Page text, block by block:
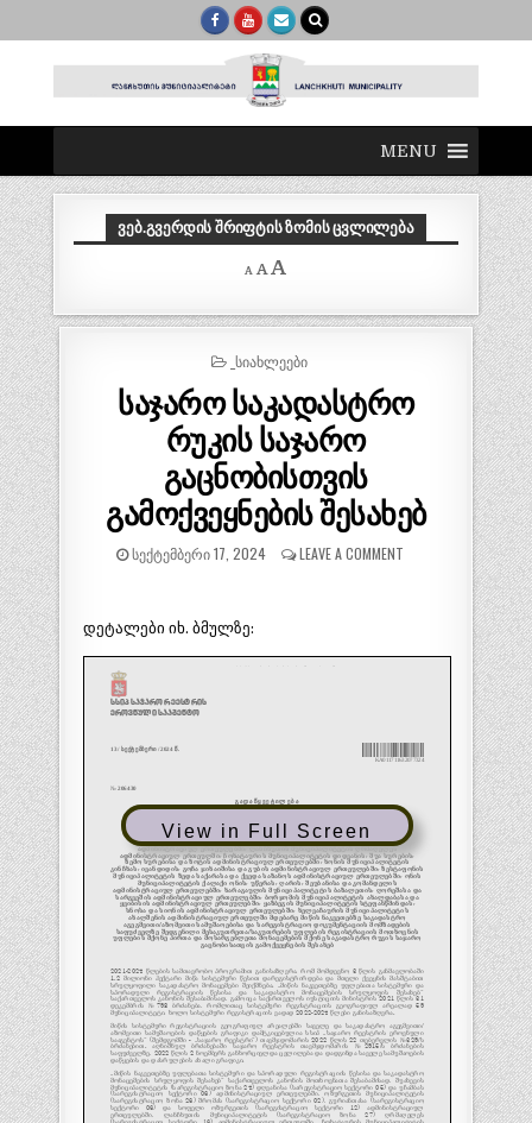
MENU
ᲕᲔᲑ.ᲒᲕᲔᲠᲓᲘᲡ ᲨᲠᲘᲤᲢᲘᲡ ᲖᲝᲛᲘᲡ ᲪᲕᲚᲘᲚᲔᲑᲐ
A
Decrease
font
A Reset
A
size.
POSTED
_ᲡᲘᲐᲮᲚᲔᲔᲑᲘ
საჯარო საკადასტრო
რუკის საჯარო
გაცნობისთვის
გამოქვეყნების შესახებ
ᲡᲔᲥᲢᲔᲛᲑᲔᲠᲘ 17, 2024 LEAVE A COMMENT
დეტალები იხ. ბმულზე:
View in Full Screen